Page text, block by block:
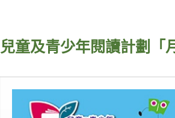
兒童及青少年閱讀計劃「